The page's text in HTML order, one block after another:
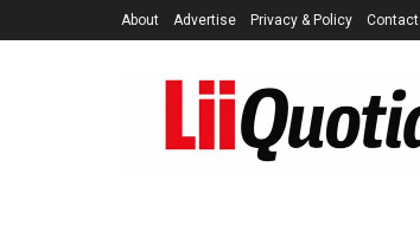
About Advertise Privacy & Policy Contact